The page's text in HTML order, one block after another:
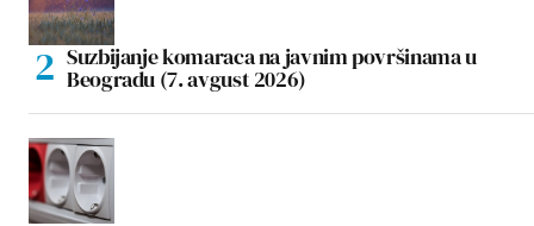
Suzbijanje komaraca na javnim površinama u
Beogradu (7. avgust 2026)